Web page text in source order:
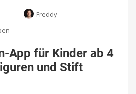
Freddy
Lern-
App
für
App für Kinder ab 4
und Stift